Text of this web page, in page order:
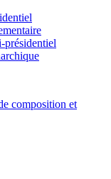
présidentiel
composition et